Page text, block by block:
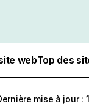
webTop des
mise à jour :